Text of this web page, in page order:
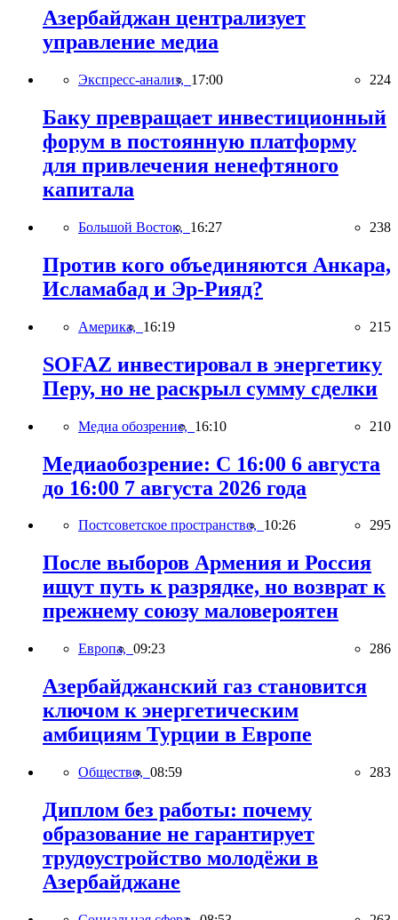
Азербайджан централизует
управление медиа
Экспресс-анализ, 17:00 224
Баку превращает инвестиционный
форум в постоянную платформу
для привлечения ненефтяного
капитала
Большой Восток, 16:27 238
Против кого объединяются Анкара,
Исламабад и Эр-Рияд?
Америка, 16:19 215
SOFAZ инвестировал в энергетику
Перу, но не раскрыл сумму сделки
Медиа обозрение, 16:10 210
Медиаобозрение: С 16:00 6 августа
до 16:00 7 августа 2026 года
Постсоветское пространство, 10:26 295
После выборов Армения и Россия
ищут путь к разрядке, но возврат к
прежнему союзу маловероятен
Европа, 09:23 286
Азербайджанский газ становится
ключом к энергетическим
амбициям Турции в Европе
Общество, 08:59 283
Диплом без работы: почему
образование не гарантирует
трудоустройство молодёжи в
Азербайджане